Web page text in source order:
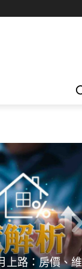
上路：房價、維